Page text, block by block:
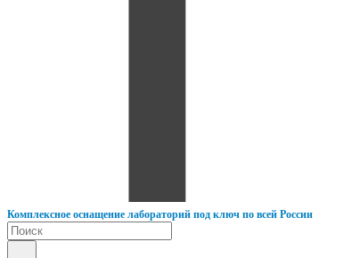
Комплексное оснащение лабораторий под ключ по всей России